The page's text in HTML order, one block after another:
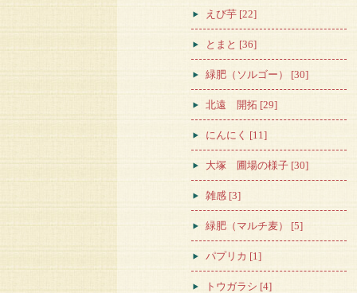
えび芋 [22]
とまと [36]
緑肥（ソルゴー） [30]
北遠 開拓 [29]
にんにく [11]
大塚 圃場の様子 [30]
雑感 [3]
緑肥（マルチ麦） [5]
パプリカ [1]
トウガラシ [4]